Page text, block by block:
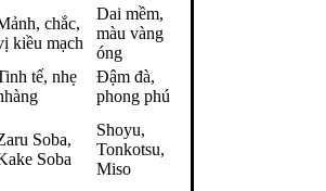
chắc,
kiều mạch
Dai mềm,
màu vàng
óng
tế, nhẹ
Đậm đà,
phong phú
Soba,
Soba
Shoyu,
Tonkotsu,
Miso